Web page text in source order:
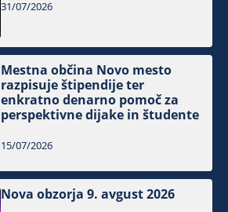
31/07/2026
Mestna občina Novo mesto
razpisuje štipendije ter
enkratno denarno pomoč za
perspektivne dijake in študente
15/07/2026
Nova obzorja 9. avgust 2026